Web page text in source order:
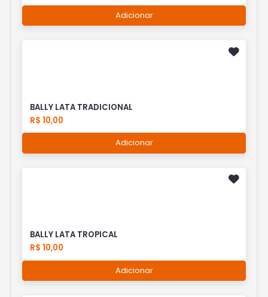
Adicionar
BALLY LATA TRADICIONAL
R$ 10,00
Adicionar
BALLY LATA TROPICAL
R$ 10,00
Adicionar